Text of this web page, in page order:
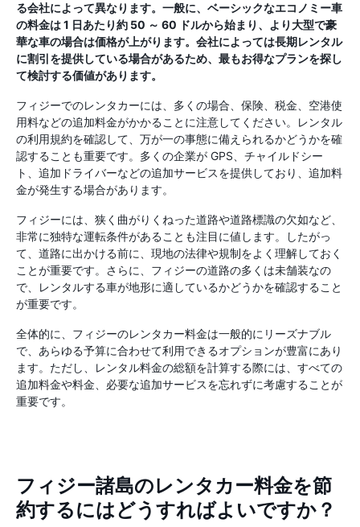
る会社によって異なります。一般に、ベーシックなエコノミー車
の料金は 1 日あたり約 50 ～ 60 ドルから始まり、より大型で豪
華な車の場合は価格が上がります。会社によっては長期レンタル
に割引を提供している場合があるため、最もお得なプランを探し
て検討する価値があります。
フィジーでのレンタカーには、多くの場合、保険、税金、空港使
用料などの追加料金がかかることに注意してください。レンタル
の利用規約を確認して、万が一の事態に備えられるかどうかを確
認することも重要です。多くの企業が GPS、チャイルドシー
ト、追加ドライバーなどの追加サービスを提供しており、追加料
金が発生する場合があります。
フィジーには、狭く曲がりくねった道路や道路標識の欠如など、
非常に独特な運転条件があることも注目に値します。したがっ
て、道路に出かける前に、現地の法律や規制をよく理解しておく
ことが重要です。さらに、フィジーの道路の多くは未舗装なの
で、レンタルする車が地形に適しているかどうかを確認すること
が重要です。
全体的に、フィジーのレンタカー料金は一般的にリーズナブル
で、あらゆる予算に合わせて利用できるオプションが豊富にあり
ます。ただし、レンタル料金の総額を計算する際には、すべての
追加料金や料金、必要な追加サービスを忘れずに考慮することが
重要です。
フィジー諸島のレンタカー料金を節
約するにはどうすればよいですか？